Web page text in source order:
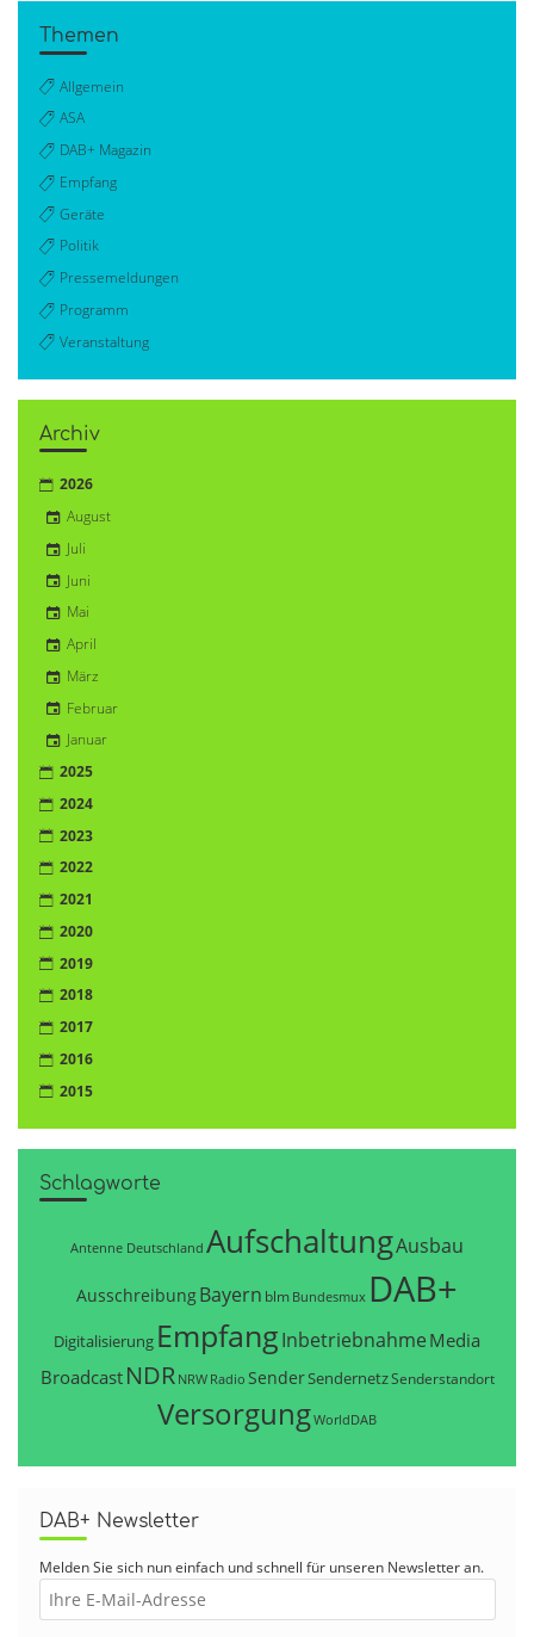
Themen
Allgemein
ASA
DAB+ Magazin
Empfang
Geräte
Politik
Pressemeldungen
Programm
Veranstaltung
Archiv
2026
August
Juli
Juni
Mai
April
März
Februar
Januar
2025
2024
2023
2022
2021
2020
2019
2018
2017
2016
2015
Schlagworte
Antenne Deutschland AufschaltungAusbau
AusschreibungBayern blm Bundesmux DAB+
Digitalisierung EmpfangInbetriebnahme Media
Broadcast NDR NRW Radio SenderSendernetzSenderstandort
VersorgungWorldDAB
DAB+ Newsletter
Melden Sie sich nun einfach und schnell für unseren Newsletter an.